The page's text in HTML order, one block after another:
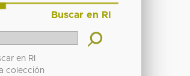
Buscar en RI
en RI
colección